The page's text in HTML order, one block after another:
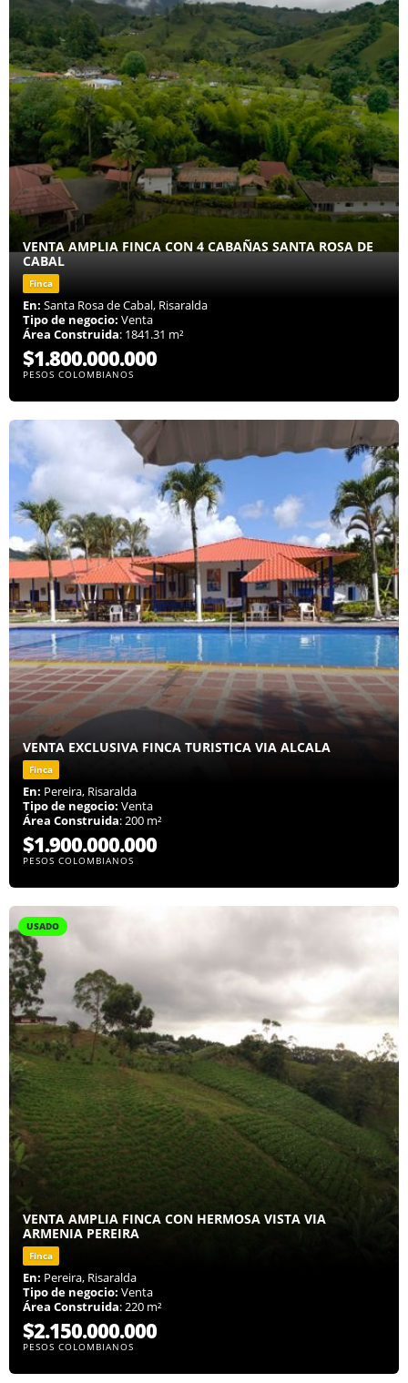
VENTA AMPLIA FINCA CON 4 CABAÑAS SANTA ROSA DE
CABAL
Finca
En: Santa Rosa de Cabal, Risaralda
Tipo de negocio: Venta
Área Construida: 1841.31 m²
$1.800.000.000
PESOS COLOMBIANOS
VENTA EXCLUSIVA FINCA TURISTICA VIA ALCALA
Finca
En: Pereira, Risaralda
Tipo de negocio: Venta
Área Construida: 200 m²
$1.900.000.000
PESOS COLOMBIANOS
USADO
VENTA AMPLIA FINCA CON HERMOSA VISTA VIA
ARMENIA PEREIRA
Finca
En: Pereira, Risaralda
Tipo de negocio: Venta
Área Construida: 220 m²
$2.150.000.000
PESOS COLOMBIANOS